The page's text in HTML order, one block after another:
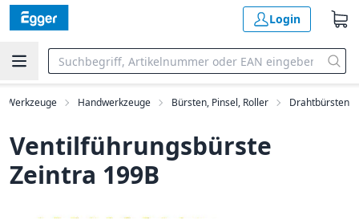
Login
Werkzeuge Handwerkzeuge Bürsten, Pinsel, Roller Drahtbürsten
Ventilführungsbürste
Zeintra 199B